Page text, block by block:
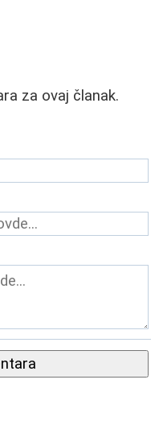
za ovaj članak.